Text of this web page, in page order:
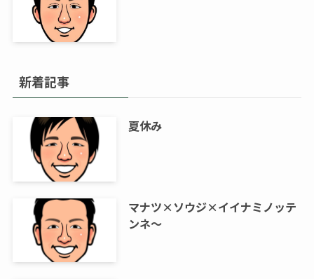
新着記事
夏休み
マナツ×ソウジ×イイナミノッテ
ンネ～